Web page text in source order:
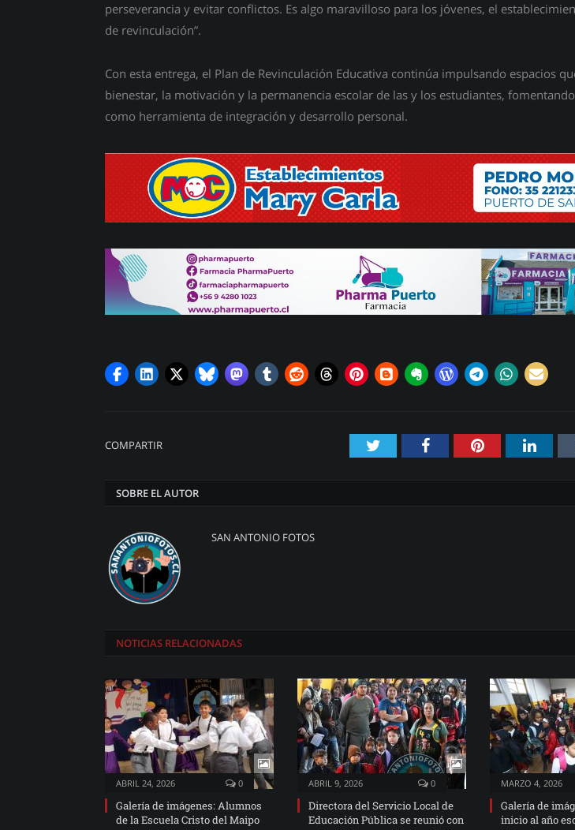
perseverancia y evitar conflictos. Es algo maravilloso para los jóvenes, el
de revinculación”.
Con esta entrega, el Plan de Revinculación Educativa continúa impulsando espacios
bienestar, la motivación y la permanencia escolar de las y los estudiantes,
como herramienta de integración y desarrollo personal.
COMPARTIR Twitter FacebookPinterest
SOBRE EL AUTOR
SAN ANTONIO FOTOS
NOTICIAS RELACIONADAS
ABRIL 24, 2026 0
Galería de imágenes: Alumnos
de la Escuela Cristo del Maipo
ABRIL 9, 2026 0
Directora del Servicio Local de
Educación Pública se reunió con
MARZO 4, 2026
Galería de
inicio al año